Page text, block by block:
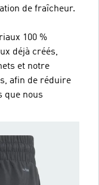
de fraîcheur.
100 %
déjà créés,
et notre
afin de réduire
que nous